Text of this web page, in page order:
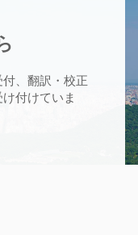
、翻訳・校正
付けていま